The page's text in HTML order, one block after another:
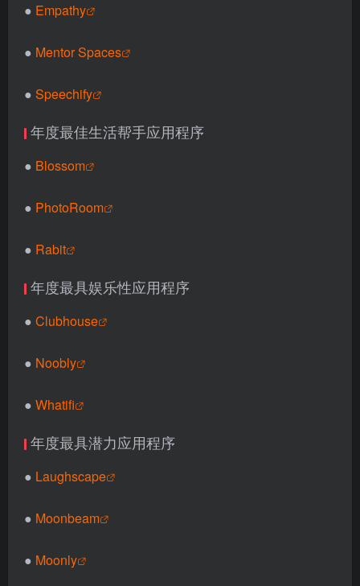
● Empathy
● Mentor Spaces
● Speechify
年度最佳生活帮手应用程序
● Blossom
● PhotoRoom
● Rabit
年度最具娱乐性应用程序
● Clubhouse
● Noobly
● Whatifi
年度最具潜力应用程序
● Laughscape
● Moonbeam
● Moonly